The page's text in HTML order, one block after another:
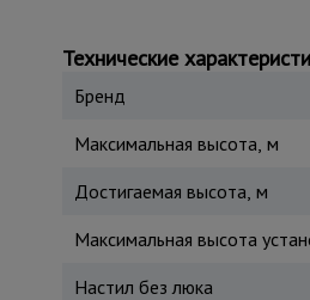
Технические
Бренд
Максимальная высота, м
Достигаемая высота, м
Максимальная высота
Настил без люка